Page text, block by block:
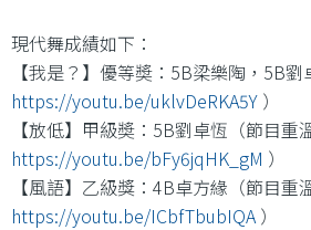
現代舞成績如下：
【我是？】優等奬：5B梁樂陶，5B劉
https://youtu.be/uklvDeRKA5Y ）
【放低】甲級奬：5B劉卓恆（節目重
https://youtu.be/bFy6jqHK_gM ）
【風語】乙級獎：4B卓方緣（節目重
https://youtu.be/ICbfTbubIQA）